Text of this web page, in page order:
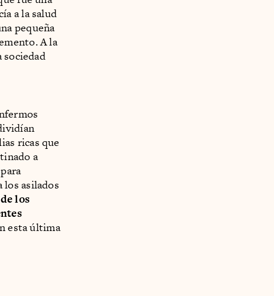
a la salud
pequeña
A la
sociedad
ricas que
a
los asilados
los
esta última